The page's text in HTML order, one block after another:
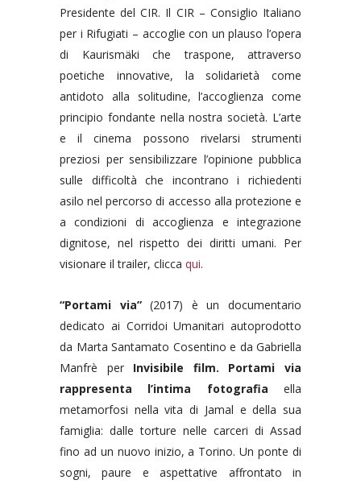
Presidente del CIR. Il CIR – Consiglio Italiano
per i Rifugiati – accoglie con un plauso l’opera
di Kaurismäki che traspone, attraverso
poetiche innovative, la solidarietà come
antidoto alla solitudine, l’accoglienza come
principio fondante nella nostra società. L’arte
e il cinema possono rivelarsi strumenti
preziosi per sensibilizzare l’opinione pubblica
sulle difficoltà che incontrano i richiedenti
asilo nel percorso di accesso alla protezione e
a condizioni di accoglienza e integrazione
dignitose, nel rispetto dei diritti umani. Per
visionare il trailer, clicca qui.
“Portami via”(2017) è un documentario
dedicato ai Corridoi Umanitari autoprodotto
da Marta Santamato Cosentino e da Gabriella
Manfrè per Invisibile film. Portami via
rappresenta l’intima fotografia ella
metamorfosi nella vita di Jamal e della sua
famiglia: dalle torture nelle carceri di Assad
fino ad un nuovo inizio, a Torino. Un ponte di
sogni, paure e aspettative affrontato in